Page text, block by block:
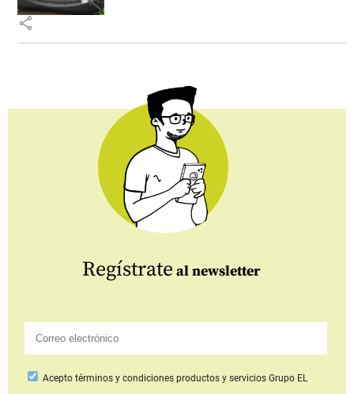
share
Regístrate al newsletter
Aceptotérminos y condiciones productos y serviciosGrupo EL